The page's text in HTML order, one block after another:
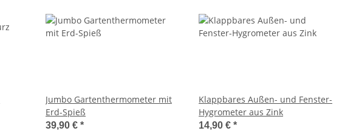
Jumbo Gartenthermometer mit
Erd-Spieß
39,90 € *
Klappbares Außen- und Fenster-
Hygrometer aus Zink
14,90 € *